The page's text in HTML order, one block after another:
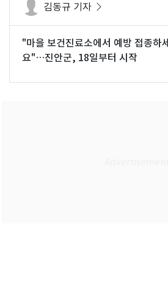
김동규 기자
"마을 보건진료소에서 예방 접종하세
요"…진안군, 18일부터 시작